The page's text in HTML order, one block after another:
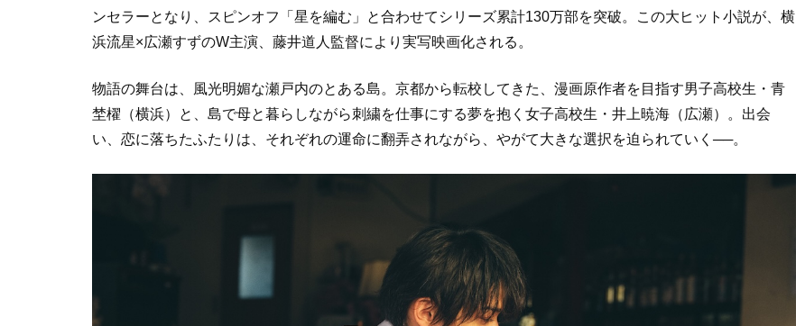
ンセラーとなり、スピンオフ「星を編む」と合わせてシリーズ累計130万部を突破。この大ヒット小説が、横
浜流星×広瀬すずのW主演、藤井道人監督により実写映画化される。
物語の舞台は、風光明媚な瀬戸内のとある島。京都から転校してきた、漫画原作者を目指す男子高校生・青
埜櫂（横浜）と、島で母と暮らしながら刺繍を仕事にする夢を抱く女子高校生・井上暁海（広瀬）。出会
い、恋に落ちたふたりは、それぞれの運命に翻弄されながら、やがて大きな選択を迫られていく──。